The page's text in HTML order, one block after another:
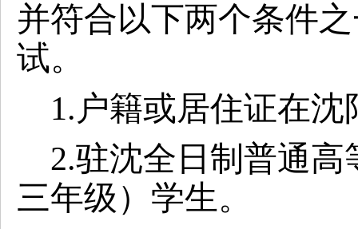
并符合以下两个条件
试。
1.户籍或居住证在沈
2.驻沈全日制普通
三年级）学生。